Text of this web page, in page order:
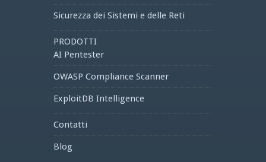
Sicurezza dei Sistemi e delle Reti
PRODOTTI
AI Pentester
OWASP Compliance Scanner
ExploitDB Intelligence
Contatti
Blog